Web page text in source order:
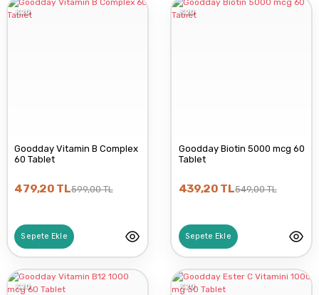
%20
Goodday Vitamin B Complex
60 Tablet
479,20 TL599,00 TL
Sepete Ekle
%20
Goodday Biotin 5000 mcg 60
Tablet
439,20 TL549,00 TL
Sepete Ekle
%20 %20